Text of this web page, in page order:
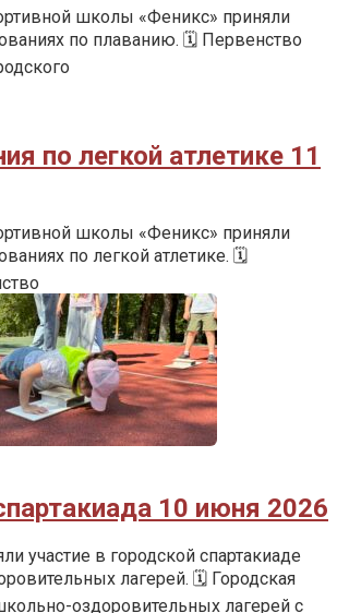
школы «Феникс» приняли
по плаванию. 🗓️ Первенство
по легкой атлетике 11
школы «Феникс» приняли
по легкой атлетике. 🗓️
10 июня 2026
участие в городской спартакиаде
лагерей. 🗓️ Городская
оздоровительных лагерей с